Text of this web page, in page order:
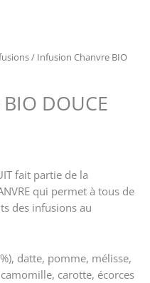
/ Infusion Chanvre BIO
DOUCE
fait partie de la
qui permet à tous de
des infusions au
datte, pomme, mélisse,
carotte, écorces